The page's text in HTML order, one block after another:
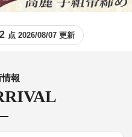
点 2026/08/07 更新
報